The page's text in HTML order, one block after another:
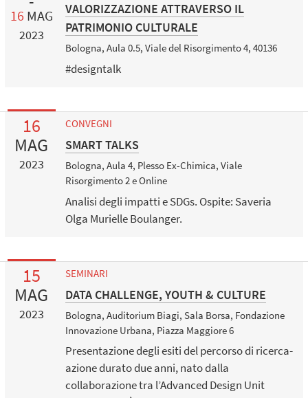
16 MAG
2023
VALORIZZAZIONE ATTRAVERSO IL
PATRIMONIO CULTURALE
Bologna, Aula 0.5, Viale del Risorgimento 4, 40136
#designtalk
16
MAG
2023
CONVEGNI
SMART TALKS
Bologna, Aula 4, Plesso Ex-Chimica, Viale
Risorgimento 2 e Online
Analisi degli impatti e SDGs. Ospite: Saveria
Olga Murielle Boulanger.
15
MAG
2023
SEMINARI
DATA CHALLENGE, YOUTH & CULTURE
Bologna, Auditorium Biagi, Sala Borsa, Fondazione
Innovazione Urbana, Piazza Maggiore 6
Presentazione degli esiti del percorso di ricerca-
azione durato due anni, nato dalla
collaborazione tra l’Advanced Design Unit